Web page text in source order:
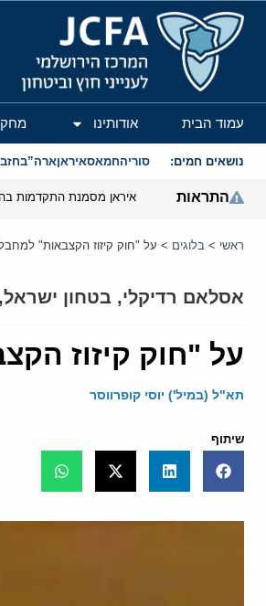
המרכז הירושלמי לענייני חוץ
עמוד הבית אודותינו
נושאים חמים: סוריהחמאסאיראןארה”ב
התראות איראן מסמנת התקדמות
ראשי > בלוגים > על "חוק קיזוז הקצבאות"
אסלאם רדיקלי, בטחון ישראל,
על "חוק קיזוז
תא"ל (במיל') יוסי קופרווסר
שיתוף